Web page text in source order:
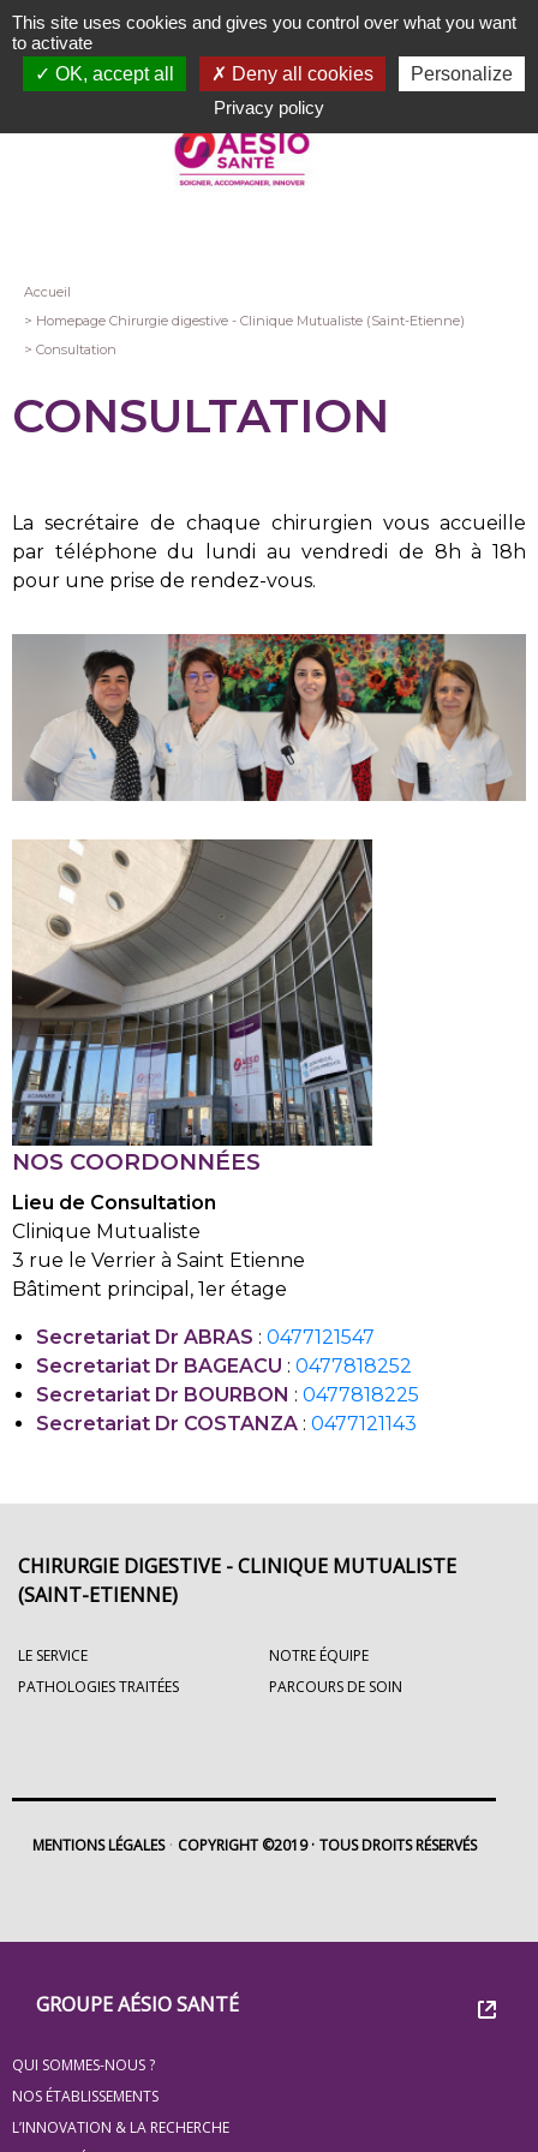
Aller
au
contenu
Fil
d'Ariane
Accueil
Homepage Chirurgie digestive - Clinique Mutualiste (Saint-Etienne)
Consultation
CONSULTATION
La secrétaire de chaque chirurgien vous accueille
par téléphone du lundi au vendredi de 8h à 18h
pour une prise de rendez-vous.
NOS COORDONNÉES
Lieu de Consultation
Clinique Mutualiste
3 rue le Verrier à Saint Etienne
Bâtiment principal, 1er étage
Secretariat Dr ABRAS : 0477121547
Secretariat Dr BAGEACU : 0477818252
Secretariat Dr BOURBON : 0477818225
Secretariat Dr COSTANZA : 0477121143
Groupe
Eovi
pour
les
GROUPE AÉSIO SANTÉ
QUI SOMMES-NOUS ?
NOS ÉTABLISSEMENTS
L’INNOVATION & LA RECHERCHE
CHIRURGIE DIGESTIVE - CLINIQUE MUTUALISTE
(SAINT-ETIENNE)
LE SERVICE
NOTRE ÉQUIPE
PATHOLOGIES TRAITÉES
PARCOURS DE SOIN
MENTIONS LÉGALES COPYRIGHT ©2019 TOUS DROITS RÉSERVÉS
This site uses cookies and gives you control over what you want
to activate
OK, accept all
Deny all cookies
Personalize
Privacy policy